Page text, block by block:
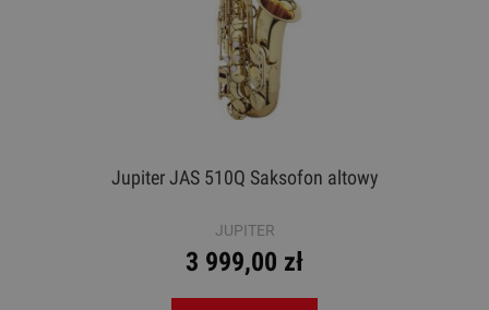
Jupiter JAS 510Q Saksofon altowy
JUPITER
3 999,00 zł